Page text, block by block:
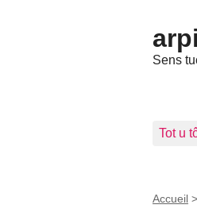
Sens
Tot u
Accueil >